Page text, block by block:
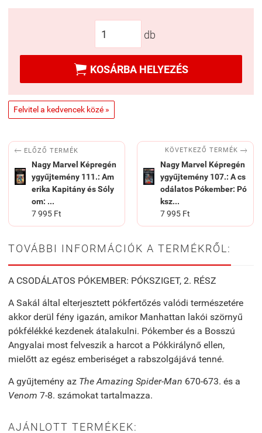
db
 KOSÁRBA HELYEZÉS
Felvitel a kedvencek közé »
 ELŐZŐ TERMÉK
Nagy Marvel Képregén
ygyűjtemény 111.: Am
erika ​Kapitány és Sóly
om: ...
7 995 Ft
KÖVETKEZŐ TERMÉK 
Nagy Marvel Képregén
ygyűjtemény 107.: A ​cs
odálatos Pókember: Pó
ksz...
7 995 Ft
TOVÁBBI INFORMÁCIÓK A TERMÉKRŐL:
A CSODÁLATOS PÓKEMBER: PÓKSZIGET, 2. RÉSZ
A Sakál által elterjesztett pókfertőzés valódi természetére
akkor derül fény igazán, amikor Manhattan lakói szörnyű
pókfélékké kezdenek átalakulni. Pókember és a Bosszú
Angyalai most felveszik a harcot a Pókkirálynő ellen,
mielőtt az egész emberiséget a rabszolgájává tenné.
A gyűjtemény az The Amazing Spider-Man 670-673. és a
Venom 7-8. számokat tartalmazza.
AJÁNLOTT TERMÉKEK: